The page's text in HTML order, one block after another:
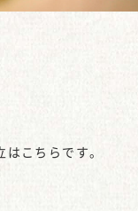
こちらです。